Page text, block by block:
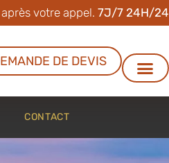
votre appel. 7J/7 24H/24
DE DEVIS
CONTACT